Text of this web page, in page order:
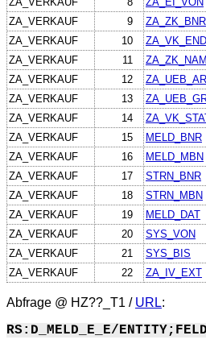
ZA_VERKAUF
9 ZA_ZK_BNR
ZA_VERKAUF
10
ZA_VERKAUF
11
ZA_VERKAUF
12
ZA_VERKAUF
13
ZA_VERKAUF
14
ZA_VERKAUF
15 MELD_BNR
ZA_VERKAUF
16 MELD_MBN
ZA_VERKAUF
17 STRN_BNR
ZA_VERKAUF
18 STRN_MBN
ZA_VERKAUF
19 MELD_DAT
ZA_VERKAUF
20 SYS_VON
ZA_VERKAUF
21 SYS_BIS
ZA_VERKAUF
22 ZA_IV_EXT
Abfrage @ HZ??_T1 / URL:
RS:D_MELD_E_E/